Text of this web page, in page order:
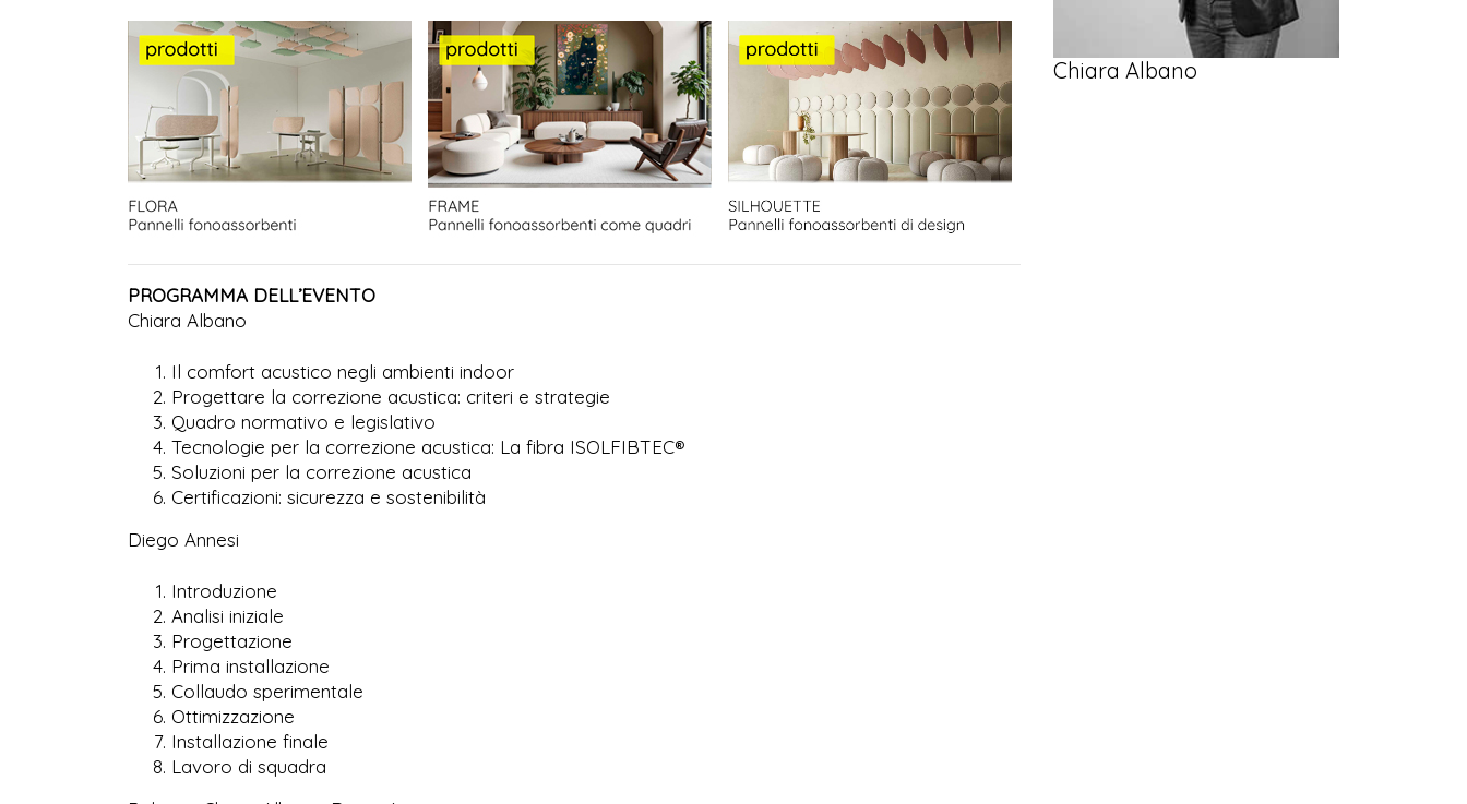
PROGRAMMA DELL’EVENTO
Chiara Albano
Il comfort acustico negli ambienti indoor
Progettare la correzione acustica: criteri e strategie
Quadro normativo e legislativo
Tecnologie per la correzione acustica: La fibra ISOLFIBTEC®
Soluzioni per la correzione acustica
Certificazioni: sicurezza e sostenibilità
Diego Annesi
Introduzione
Analisi iniziale
Progettazione
Prima installazione
Collaudo sperimentale
Ottimizzazione
Installazione finale
Lavoro di squadra
Chiara Albano